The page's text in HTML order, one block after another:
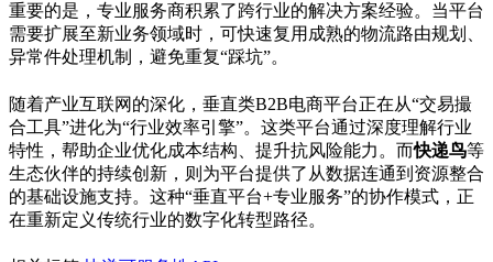
重要的是，专业服务商积累了跨行业的解决方案经验。当平台
需要扩展至新业务领域时，可快速复用成熟的物流路由规划、
异常件处理机制，避免重复“踩坑”。
随着产业互联网的深化，垂直类B2B电商平台正在从“交易撮
合工具”进化为“行业效率引擎”。这类平台通过深度理解行业
特性，帮助企业优化成本结构、提升抗风险能力。而快递鸟等
生态伙伴的持续创新，则为平台提供了从数据连通到资源整合
的基础设施支持。这种“垂直平台+专业服务”的协作模式，正
在重新定义传统行业的数字化转型路径。